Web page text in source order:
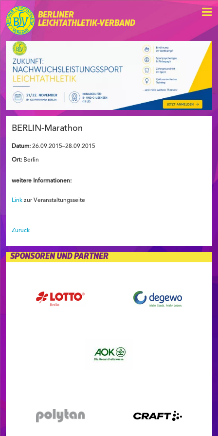
BERLINER
LEICHTATHLETIK-VERBAND
BERLIN-Marathon
Datum: 26.09.2015–28.09.2015
Ort: Berlin
weitere Informationen:
Link zur Veranstaltungsseite
Zurück
SPONSOREN UND PARTNER